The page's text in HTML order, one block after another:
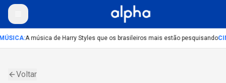
:A música de Harry Styles que os brasileiros mais estão pesquisando
Voltar